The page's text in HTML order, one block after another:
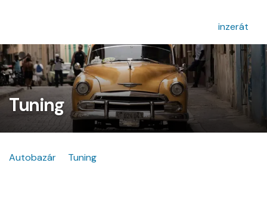
inzerát
Tuning
Autobazár Tuning